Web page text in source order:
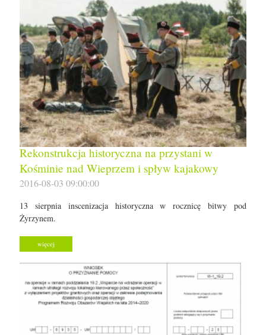
Rekonstrukcja historyczna na przystani w
Kośminie nad Wieprzem i spływ kajakowy
2016-08-03 09:00:00
13 sierpnia inscenizacja historyczna w rocznicę bitwy pod
Żyrzynem.
więcej